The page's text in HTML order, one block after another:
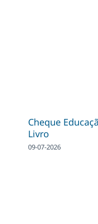
Cheque
Livro
09-07-2026